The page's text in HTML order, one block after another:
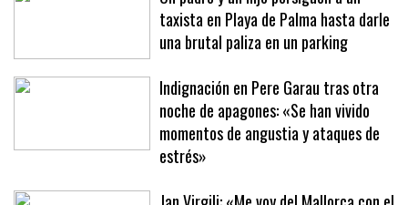
Un padre y un hijo persiguen a un
taxista en Playa de Palma hasta darle
una brutal paliza en un parking
Indignación en Pere Garau tras otra
noche de apagones: «Se han vivido
momentos de angustia y ataques de
estrés»